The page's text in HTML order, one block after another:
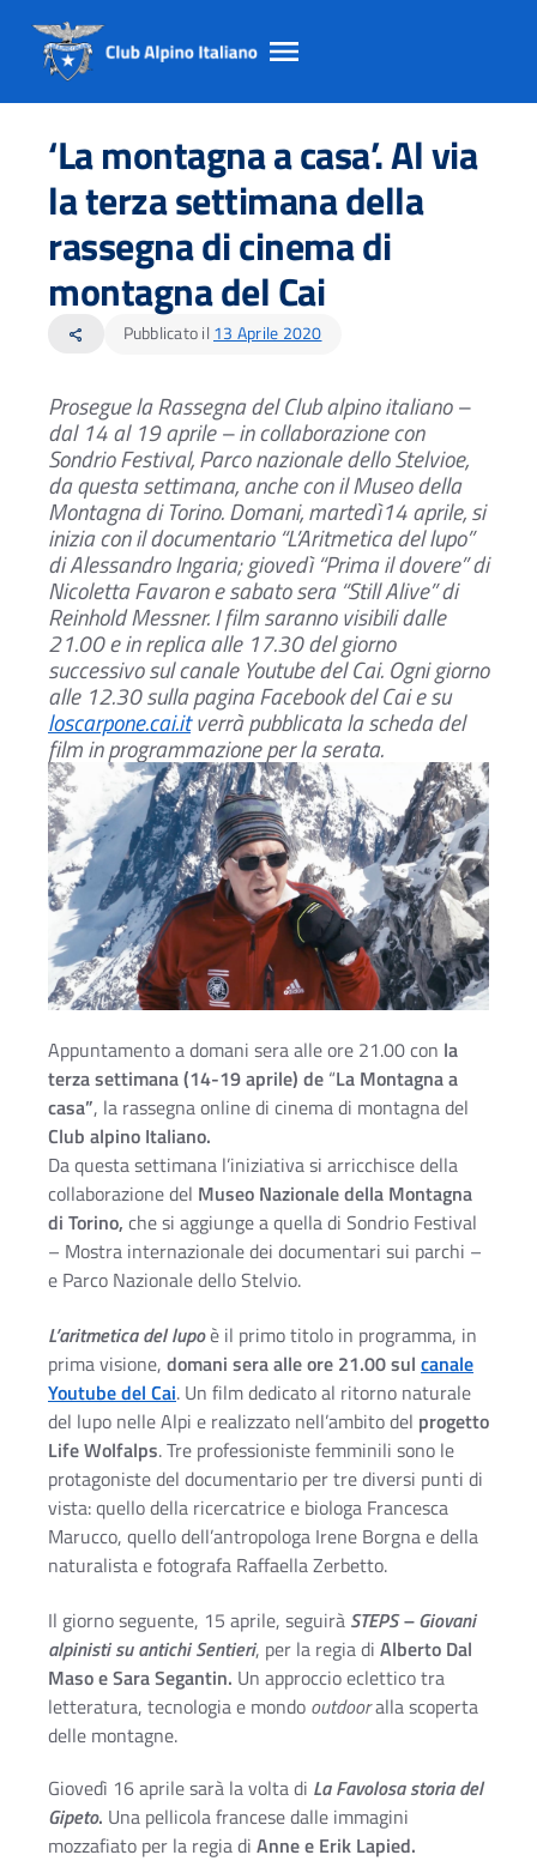
Salta
contento
principale
Salta
Salta
‘La montagna a casa’. Al via
la terza settimana della
rassegna di cinema di
montagna del Cai
share Pubblicato il 13 Aprile 2020
Prosegue la Rassegna del Club alpino italiano –
dal 14 al 19 aprile – in collaborazione con
Sondrio Festival,Parco nazionale dello Stelvioe,
da questa settimana, anche con il Museo della
Montagna di Torino.Domani, martedì14 aprile,si
inizia con il documentario “L’Aritmetica del lupo”
di Alessandro Ingaria;giovedì “Prima il dovere” di
Nicoletta Favaron e sabato sera “Still Alive” di
Reinhold Messner.I film saranno visibili dalle
21.00 e in replica alle 17.30 del giorno
successivo sul canale Youtube del Cai. Ogni giorno
alle 12.30 sulla pagina Facebook del Cai e su
loscarpone.cai.itverrà pubblicata la scheda del
film in programmazione per la serata.
Appuntamento a domani sera alle ore 21.00 con la
terza settimana (14-19 aprile) de “La Montagna a
casa”, la rassegna online di cinema di montagna del
Club alpino Italiano.
Da questa settimana l’iniziativa si arricchisce della
collaborazione del Museo Nazionale della Montagna
di Torino, che si aggiunge a quella di Sondrio Festival
– Mostra internazionale dei documentari sui parchi –
e Parco Nazionale dello Stelvio.
L’aritmetica del lupoè il primo titolo in programma, in
prima visione, domani sera alle ore 21.00 sul canale
Youtube del Cai. Un film dedicato al ritorno naturale
del lupo nelle Alpi e realizzato nell’ambito del progetto
Life Wolfalps. Tre professioniste femminili sono le
protagoniste del documentario per tre diversi punti di
vista: quello della ricercatrice e biologa Francesca
Marucco, quello dell’antropologa Irene Borgna e della
naturalista e fotografa Raffaella Zerbetto.
Il giorno seguente, 15 aprile, seguirà STEPS – Giovani
alpinisti su antichi Sentieri, per la regia di Alberto Dal
Maso e Sara Segantin. Un approccio eclettico tra
letteratura, tecnologia e mondo outdooralla scoperta
delle montagne.
Giovedì 16 aprile sarà la volta di La Favolosa storia del
Gipeto. Una pellicola francese dalle immagini
mozzafiato per la regia di Anne e Erik Lapied.